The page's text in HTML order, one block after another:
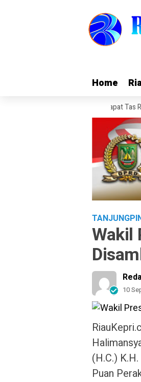
Home
Home
78 Orang Anak-anak Dapat Tas Ransel
Wakil
10
(H.C.)
Puan